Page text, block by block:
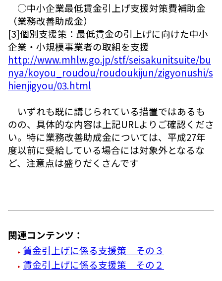
○中小企業最低賃金引上げ支援対策費補助金
（業務改善助成金）
[3]個別支援策：最低賃金の引上げに向けた中小
企業・小規模事業者の取組を支援
http://www.mhlw.go.jp/stf/seisakunitsuite/bu
nya/koyou_roudou/roudoukijun/zigyonushi/s
hienjigyou/03.html
いずれも既に講じられている措置ではあるも
のの、具体的な内容は上記URLよりご確認くださ
い。特に業務改善助成金については、平成27年
度以前に受給している場合には対象外となるな
ど、注意点は盛りだくさんです
関連コンテンツ：
賃金引上げに係る支援策 その３
賃金引上げに係る支援策 その２